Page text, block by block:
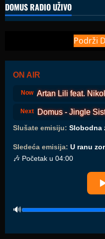
DOMUS RADIO UŽIVO
Podrži
ON AIR
Now Artan Lili feat.
Next Domus - Jingle
Slušate emisiju: Slobodna
Sledeća emisija: U ranu
🎶 Početak u 04:00